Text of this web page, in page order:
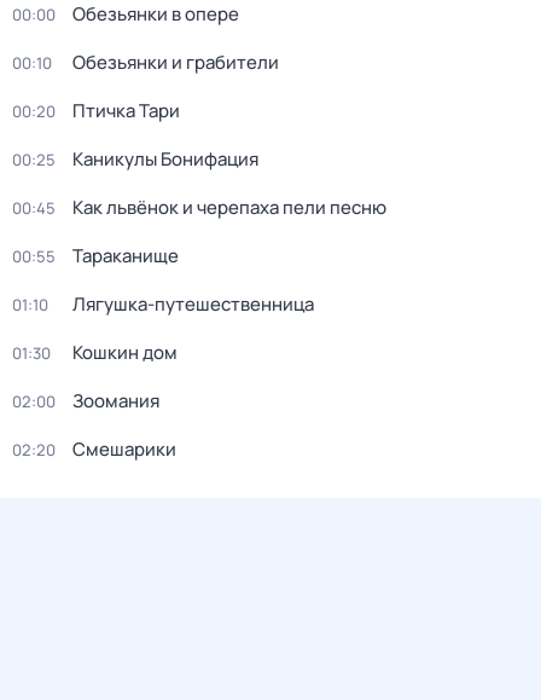
00:00 Обезьянки в опере
00:10 Обезьянки и грабители
00:20 Птичка Тари
00:25 Каникулы Бонифация
00:45 Как львёнок и черепаха пели песню
00:55 Тараканище
01:10 Лягушка-путешественница
01:30 Кошкин дом
02:00 Зоомания
02:20 Смешарики